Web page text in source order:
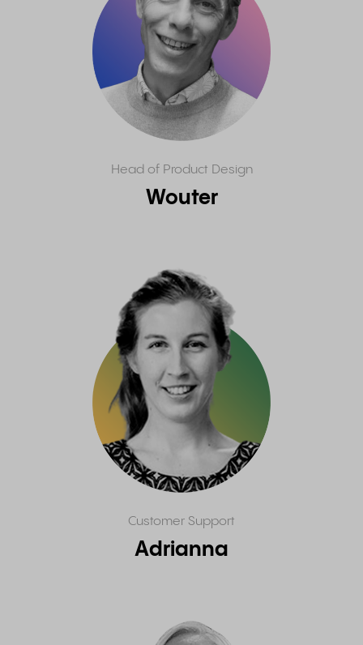
Head of Product Design
Wouter
Customer Support
Adrianna